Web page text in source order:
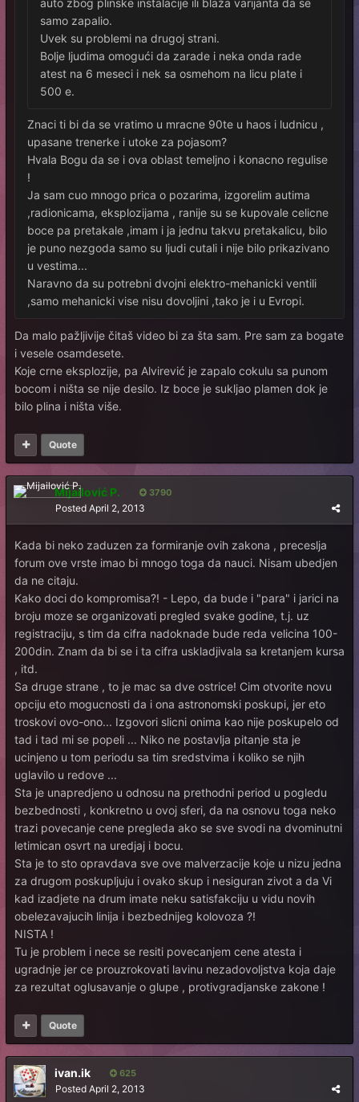
auto zbog plinske instalacije ili blaža varijanta da se
samo zapalio.
Uvek su problemi na drugoj strani.
Bolje ljudima omogući da zarade i neka onda rade
atest na 6 meseci i nek sa osmehom na licu plate i
500 e.
Znaci ti bi da se vratimo u mracne 90te u haos i ludnicu ,
upasane trenerke i utoke za pojasom?
Hvala Bogu da se i ova oblast temeljno i konacno regulise
!
Ja sam cuo mnogo prica o pozarima, izgorelim autima
,radionicama, eksplozijama , ranije su se kupovale celicne
boce pa pretakale ,imam i ja jednu takvu pretakalicu, bilo
je puno nezgoda samo su ljudi cutali i nije bilo prikazivano
u vestima...
Naravno da su potrebni dvojni elektro-mehanicki ventili
,samo mehanicki vise nisu dovoljini ,tako je i u Evropi.
Da malo pažljivije čitaš video bi za šta sam. Pre sam za bogate
i vesele osamdesete.
Koje crne eksplozije, pa Alvirević je zapalo cokulu sa punom
bocom i ništa se nije desilo. Iz boce je sukljao plamen dok je
bilo plina i ništa više.
Quote
Mijailović P. 3790
Posted April 2, 2013
Kada bi neko zaduzen za formiranje ovih zakona , preceslja
forum ove vrste imao bi mnogo toga da nauci. Nisam ubedjen
da ne citaju.
Kako doci do kompromisa?! - Lepo, da bude i "para" i jarici na
broju moze se organizovati pregled svake godine, t.j. uz
registraciju, s tim da cifra nadoknade bude reda velicina 100-
200din. Znam da bi se i ta cifra uskladjivala sa kretanjem kursa
, itd.
Sa druge strane , to je mac sa dve ostrice! Cim otvorite novu
opciju eto mogucnosti da i ona astronomski poskupi, jer eto
troskovi ovo-ono... Izgovori slicni onima kao nije poskupelo od
tad i tad mi se popeli ... Niko ne postavlja pitanje sta je
ucinjeno u tom periodu sa tim sredstvima i koliko se njih
uglavilo u redove ...
Sta je unapredjeno u odnosu na prethodni period u pogledu
bezbednosti , konkretno u ovoj sferi, da na osnovu toga neko
trazi povecanje cene pregleda ako se sve svodi na dvominutni
letimican osvrt na uredjaj i bocu.
Sta je to sto opravdava sve ove malverzacije koje u nizu jedna
za drugom poskupljuju i ovako skup i nesiguran zivot a da Vi
kad izadjete na drum imate neku satisfakciju u vidu novih
obelezavajucih linija i bezbednijeg kolovoza ?!
NISTA !
Tu je problem i nece se resiti povecanjem cene atesta i
ugradnje jer ce prouzrokovati lavinu nezadovoljstva koja daje
za rezultat oglusavanje o glupe , protivgradjanske zakone !
Quote
ivan.ik 625
Posted April 2, 2013